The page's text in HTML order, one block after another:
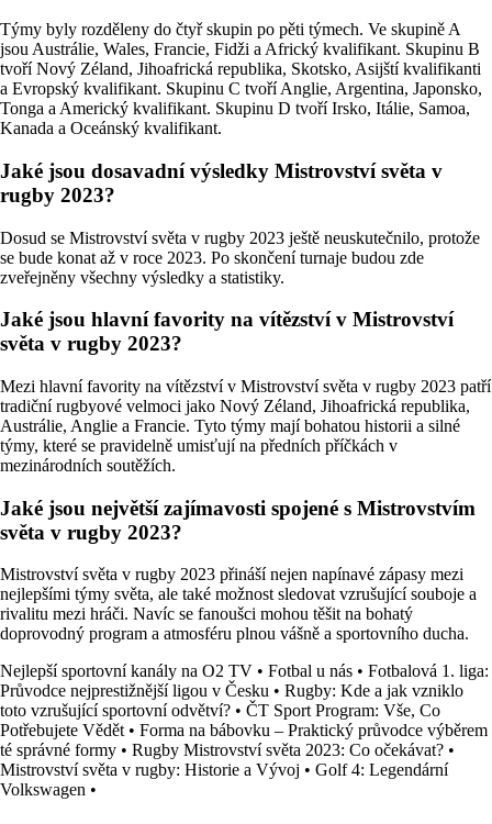
Týmy byly rozděleny do čtyř skupin po pěti týmech. Ve skupině A
jsou Austrálie, Wales, Francie, Fidži a Africký kvalifikant. Skupinu B
tvoří Nový Zéland, Jihoafrická republika, Skotsko, Asijští kvalifikanti
a Evropský kvalifikant. Skupinu C tvoří Anglie, Argentina, Japonsko,
Tonga a Americký kvalifikant. Skupinu D tvoří Irsko, Itálie, Samoa,
Kanada a Oceánský kvalifikant.
Jaké jsou dosavadní výsledky Mistrovství světa v
rugby 2023?
Dosud se Mistrovství světa v rugby 2023 ještě neuskutečnilo, protože
se bude konat až v roce 2023. Po skončení turnaje budou zde
zveřejněny všechny výsledky a statistiky.
Jaké jsou hlavní favority na vítězství v Mistrovství
světa v rugby 2023?
Mezi hlavní favority na vítězství v Mistrovství světa v rugby 2023 patří
tradiční rugbyové velmoci jako Nový Zéland, Jihoafrická republika,
Austrálie, Anglie a Francie. Tyto týmy mají bohatou historii a silné
týmy, které se pravidelně umisťují na předních příčkách v
mezinárodních soutěžích.
Jaké jsou největší zajímavosti spojené s Mistrovstvím
světa v rugby 2023?
Mistrovství světa v rugby 2023 přináší nejen napínavé zápasy mezi
nejlepšími týmy světa, ale také možnost sledovat vzrušující souboje a
rivalitu mezi hráči. Navíc se fanoušci mohou těšit na bohatý
doprovodný program a atmosféru plnou vášně a sportovního ducha.
Nejlepší sportovní kanály na O2 TV • Fotbal u nás • Fotbalová 1. liga:
Průvodce nejprestižnější ligou v Česku • Rugby: Kde a jak vzniklo
toto vzrušující sportovní odvětví? • ČT Sport Program: Vše, Co
Potřebujete Vědět • Forma na bábovku – Praktický průvodce výběrem
té správné formy • Rugby Mistrovství světa 2023: Co očekávat? •
Mistrovství světa v rugby: Historie a Vývoj • Golf 4: Legendární
Volkswagen •